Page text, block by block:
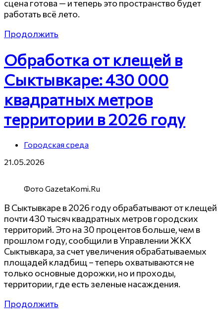
сцена готова — и теперь это пространство будет
работать всё лето.
Продолжить
Обработка от клещей в
Сыктывкаре: 430 000
квадратных метров
территории в 2026 году
Городская среда
21.05.2026
Фото GazetaKomi.Ru
В Сыктывкаре в 2026 году обрабатывают от клещей
почти 430 тысяч квадратных метров городских
территорий. Это на 30 процентов больше, чем в
прошлом году, сообщили в Управлении ЖКХ
Сыктывкара, за счет увеличения обрабатываемых
площадей кладбищ – теперь охватываются не
только основные дорожки, но и проходы,
территории, где есть зеленые насаждения.
Продолжить